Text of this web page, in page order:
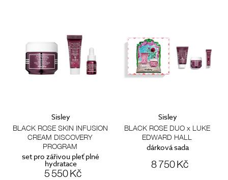
Sisley
BLACK ROSE SKIN INFUSION
CREAM DISCOVERY
PROGRAM
set pro zářivou pleť plné
hydratace
5 550 Kč
Sisley
BLACK ROSE DUO x LUKE
EDWARD HALL
dárková sada
8 750 Kč